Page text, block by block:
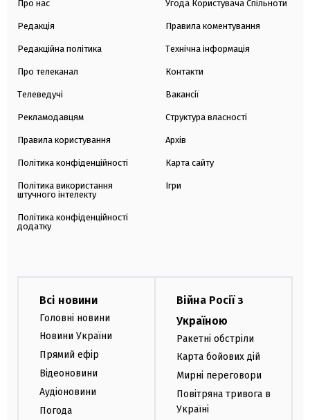
Про нас
Редакція
Редакційна політика
Про телеканал
Телеведучі
Рекламодавцям
Правила користування
Політика конфіденційності
Політика використання
штучного інтелекту
Політика конфіденційності
додатку
Угода Користувача Спільноти
Правила коментування
Технічна інформація
Контакти
Вакансії
Структура власності
Архів
Карта сайту
Ігри
Всі новини
Головні новини
Новини України
Прямий ефір
Відеоновини
Аудіоновини
Погода
Війна Росії з
Україною
Ракетні обстріли
Карта бойових дій
Мирні переговори
Повітряна тривога в
Україні